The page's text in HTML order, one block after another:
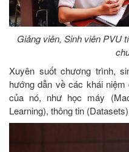
Giảng viên, Sinh viên PVU
Xuyên suốt chương trình,
hướng dẫn về các khái
của nó, như học máy
Learning), thông tin